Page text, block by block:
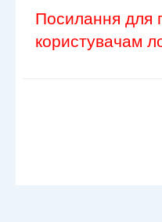
Посилання для
користувачам